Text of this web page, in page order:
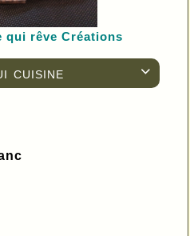
qui rêve Créations

cuisine